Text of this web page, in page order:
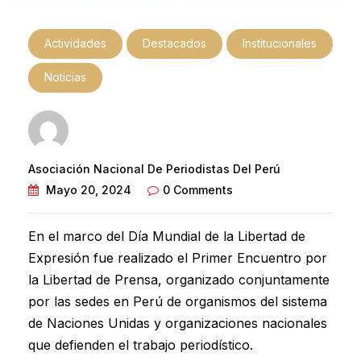
Actividades Destacados Institucionales
Noticias
Asociación Nacional De Periodistas Del Perú
Mayo 20, 2024
0 Comments
En el marco del Día Mundial de la Libertad de
Expresión fue realizado el Primer Encuentro por
la Libertad de Prensa, organizado conjuntamente
por las sedes en Perú de organismos del sistema
de Naciones Unidas y organizaciones nacionales
que defienden el trabajo periodístico.